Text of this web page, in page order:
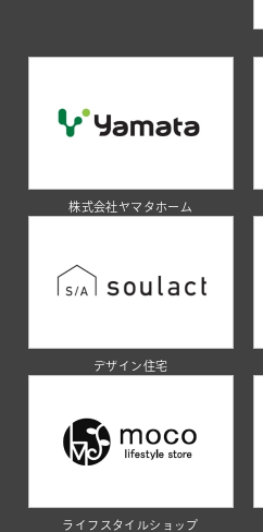
株式会社ヤマタホーム
デザイン住宅
ライフスタイルショップ